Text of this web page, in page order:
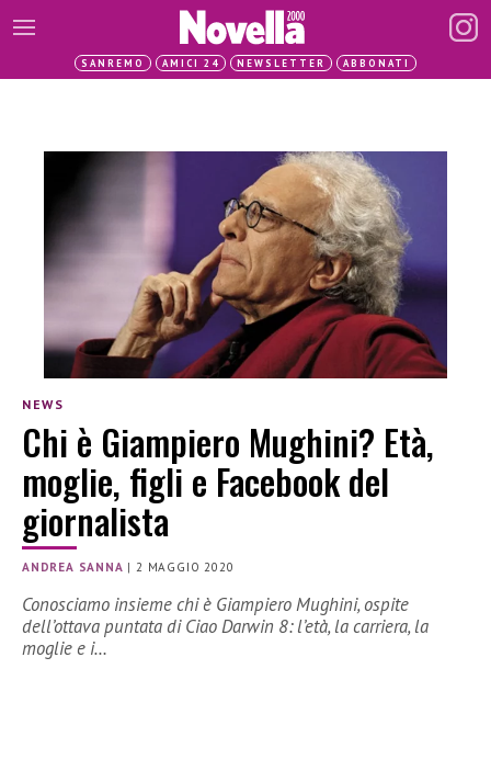
SANREMO AMICI 24 NEWSLETTER ABBONATI
NEWS
Chi è Giampiero Mughini? Età,
moglie, figli e Facebook del
giornalista
ANDREA SANNA |2 MAGGIO 2020
Conosciamo insieme chi è Giampiero Mughini, ospite
dell’ottava puntata di Ciao Darwin 8: l’età, la carriera, la
moglie e i…